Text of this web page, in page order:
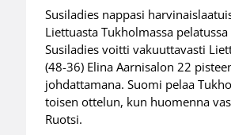
Susiladies nappasi
Liettuasta Tukholmassa
Susiladies voitti vakuuttavasti
(48-36) Elina Aarnisalon 22
johdattamana. Suomi pelaa
toisen ottelun, kun huomenna
Ruotsi.